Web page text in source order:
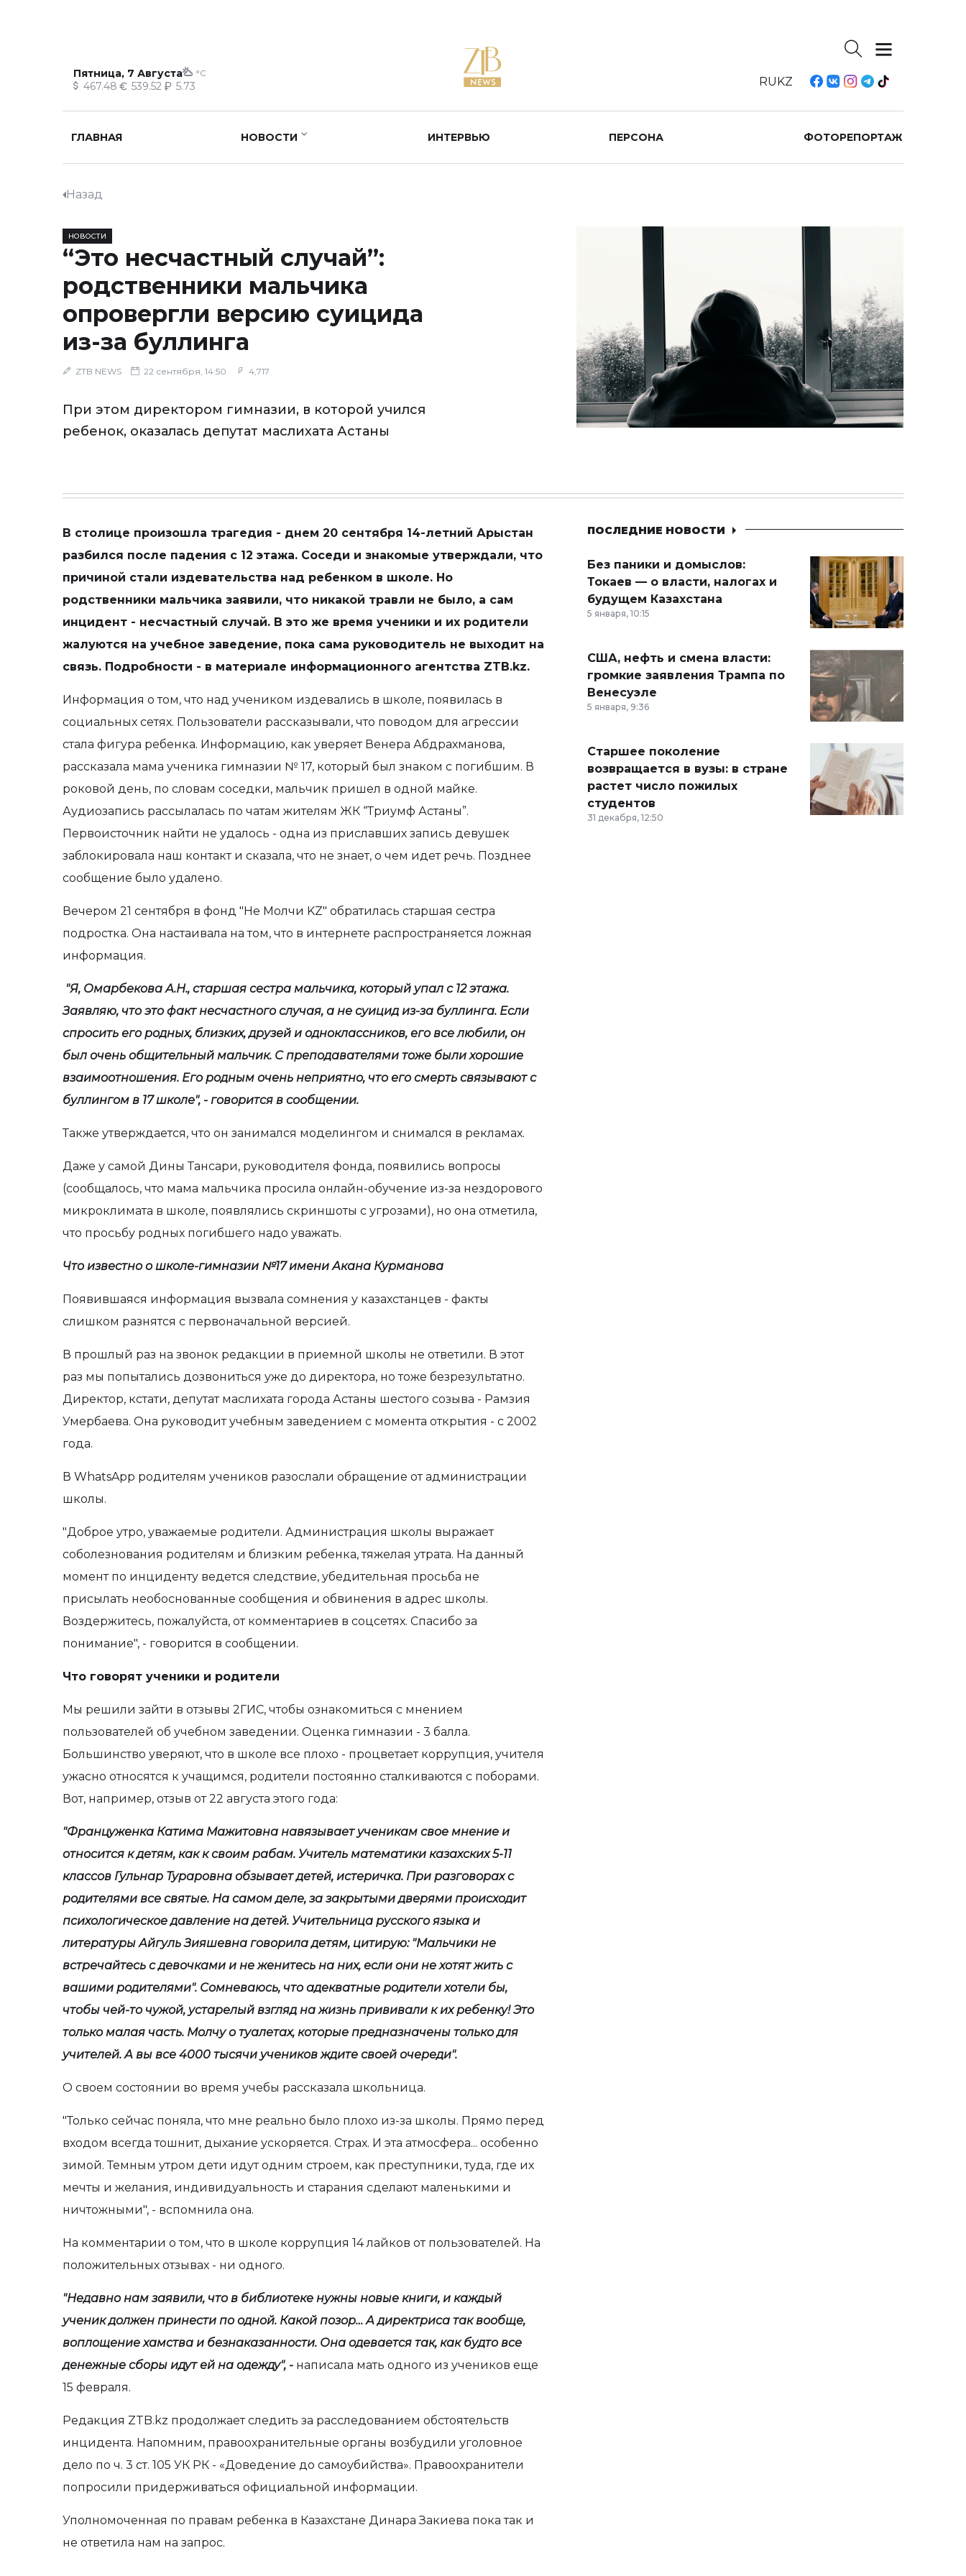
Пятница, 7 Августа °C
467.48 539.52 5.73 RUKZ
ГЛАВНАЯ НОВОСТИ ИНТЕРВЬЮ ПЕРСОНА ФОТОРЕПОРТАЖ
Назад
НОВОСТИ
“Это несчастный случай”:
родственники мальчика
опровергли версию суицида
из-за буллинга
ZTB NEWS 22 сентября, 14:50 4,717
При этом директором гимназии, в которой учился
ребенок, оказалась депутат маслихата Астаны
В столице произошла трагедия - днем 20 сентября 14-летний Арыстан
разбился после падения с 12 этажа. Соседи и знакомые утверждали, что
причиной стали издевательства над ребенком в школе. Но
родственники мальчика заявили, что никакой травли не было, а сам
инцидент - несчастный случай. В это же время ученики и их родители
жалуются на учебное заведение, пока сама руководитель не выходит на
связь. Подробности - в материале информационного агентства ZTB.kz.
Информация о том, что над учеником издевались в школе, появилась в
социальных сетях. Пользователи рассказывали, что поводом для агрессии
стала фигура ребенка. Информацию, как уверяет Венера Абдрахманова,
рассказала мама ученика гимназии № 17, который был знаком с погибшим. В
роковой день, по словам соседки, мальчик пришел в одной майке.
Аудиозапись рассылалась по чатам жителям ЖК “Триумф Астаны”.
Первоисточник найти не удалось - одна из приславших запись девушек
заблокировала наш контакт и сказала, что не знает, о чем идет речь. Позднее
сообщение было удалено.
Вечером 21 сентября в фонд "Не Молчи KZ" обратилась старшая сестра
подростка. Она настаивала на том, что в интернете распространяется ложная
информация.
"Я, Омарбекова А.Н., старшая сестра мальчика, который упал с 12 этажа.
Заявляю, что это факт несчастного случая, а не суицид из-за буллинга. Если
спросить его родных, близких, друзей и одноклассников, его все любили, он
был очень общительный мальчик. С преподавателями тоже были хорошие
взаимоотношения. Его родным очень неприятно, что его смерть связывают с
буллингом в 17 школе", - говорится в сообщении.
Также утверждается, что он занимался моделингом и снимался в рекламах.
Даже у самой Дины Тансари, руководителя фонда, появились вопросы
(сообщалось, что мама мальчика просила онлайн-обучение из-за нездорового
микроклимата в школе, появлялись скриншоты с угрозами), но она отметила,
что просьбу родных погибшего надо уважать.
Что известно о школе-гимназии №17 имени Акана Курманова
Появившаяся информация вызвала сомнения у казахстанцев - факты
слишком разнятся с первоначальной версией.
В прошлый раз на звонок редакции в приемной школы не ответили. В этот
раз мы попытались дозвониться уже до директора, но тоже безрезультатно.
Директор, кстати, депутат маслихата города Астаны шестого созыва - Рамзия
Умербаева. Она руководит учебным заведением с момента открытия - с 2002
года.
В WhatsApp родителям учеников разослали обращение от администрации
школы.
"Доброе утро, уважаемые родители. Администрация школы выражает
соболезнования родителям и близким ребенка, тяжелая утрата. На данный
момент по инциденту ведется следствие, убедительная просьба не
присылать необоснованные сообщения и обвинения в адрес школы.
Воздержитесь, пожалуйста, от комментариев в соцсетях. Спасибо за
понимание", - говорится в сообщении.
Что говорят ученики и родители
Мы решили зайти в отзывы 2ГИС, чтобы ознакомиться с мнением
пользователей об учебном заведении. Оценка гимназии - 3 балла.
Большинство уверяют, что в школе все плохо - процветает коррупция, учителя
ужасно относятся к учащимся, родители постоянно сталкиваются с поборами.
Вот, например, отзыв от 22 августа этого года:
"Француженка Катима Мажитовна навязывает ученикам свое мнение и
относится к детям, как к своим рабам. Учитель математики казахских 5-11
классов Гульнар Тураровна обзывает детей, истеричка. При разговорах с
родителями все святые. На самом деле, за закрытыми дверями происходит
психологическое давление на детей. Учительница русского языка и
литературы Айгуль Зияшевна говорила детям, цитирую: "Мальчики не
встречайтесь с девочками и не женитесь на них, если они не хотят жить с
вашими родителями". Сомневаюсь, что адекватные родители хотели бы,
чтобы чей-то чужой, устарелый взгляд на жизнь прививали к их ребенку! Это
только малая часть. Молчу о туалетах, которые предназначены только для
учителей. А вы все 4000 тысячи учеников ждите своей очереди".
О своем состоянии во время учебы рассказала школьница.
"Только сейчас поняла, что мне реально было плохо из-за школы. Прямо перед
входом всегда тошнит, дыхание ускоряется. Страх. И эта атмосфера... особенно
зимой. Темным утром дети идут одним строем, как преступники, туда, где их
мечты и желания, индивидуальность и старания сделают маленькими и
ничтожными", - вспомнила она.
На комментарии о том, что в школе коррупция 14 лайков от пользователей. На
положительных отзывах - ни одного.
"Недавно нам заявили, что в библиотеке нужны новые книги, и каждый
ученик должен принести по одной. Какой позор… А директриса так вообще,
воплощение хамства и безнаказанности. Она одевается так, как будто все
денежные сборы идут ей на одежду", - написала мать одного из учеников еще
15 февраля.
Редакция ZTB.kz продолжает следить за расследованием обстоятельств
инцидента. Напомним, правоохранительные органы возбудили уголовное
дело по ч. 3 ст. 105 УК РК - «Доведение до самоубийства». Правоохранители
попросили придерживаться официальной информации.
Уполномоченная по правам ребенка в Казахстане Динара Закиева пока так и
не ответила нам на запрос.
ПОСЛЕДНИЕ НОВОСТИ
Без паники и домыслов:
Токаев — о власти, налогах и
будущем Казахстана
5 января, 10:15
США, нефть и смена власти:
громкие заявления Трампа по
Венесуэле
5 января, 9:36
Старшее поколение
возвращается в вузы: в стране
растет число пожилых
студентов
31 декабря, 12:50